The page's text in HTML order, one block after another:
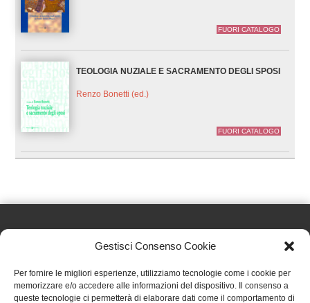
Gestisci Consenso Cookie
Per fornire le migliori esperienze, utilizziamo tecnologie come i cookie per
memorizzare e/o accedere alle informazioni del dispositivo. Il consenso a
queste tecnologie ci permetterà di elaborare dati come il comportamento di
FUORI CATALOGO
TEOLOGIA NUZIALE E SACRAMENTO DEGLI SPOSI
Renzo Bonetti (ed.)
FUORI CATALOGO
Effatà Editrice di Pellegrino Paolo SAS
C.F. e P.IVA 09655250018